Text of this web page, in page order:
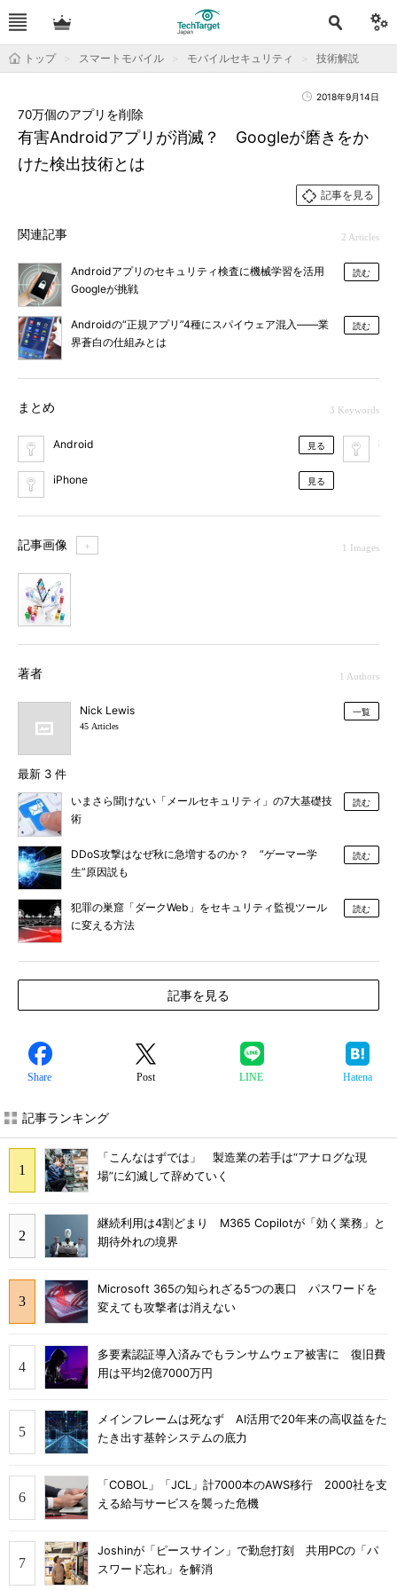
トップ スマートモバイル モバイルセキュリティ 技術解説
2018年9月14日
有害Androidアプリが消滅？ Googleが磨きをか
けた検出技術とは
70万個のアプリを削除
記事を見る
関連記事 2 Articles
Androidアプリのセキュリティ検査に機械学習を活用
Googleが挑戦
読む
Androidの“正規アプリ”4種にスパイウェア混入――業
界蒼白の仕組みとは
読む
まとめ 3 Keywords
Android 見る
iPhone 見る
iOS
記事画像 ＋ 1 Images
著者 1 Authors
Nick Lewis
45 Articles
一覧
最新 3 件
いまさら聞けない「メールセキュリティ」の7大基礎技
術
読む
DDoS攻撃はなぜ秋に急増するのか？ “ゲーマー学
生”原因説も
読む
犯罪の巣窟「ダークWeb」をセキュリティ監視ツール
に変える方法
読む
記事を見る
Share Post LINE Hatena
記事ランキング
「こんなはずでは」 製造業の若手は“アナログな現
場”に幻滅して辞めていく
継続利用は4割どまり M365 Copilotが「効く業務」と
期待外れの境界
Microsoft 365の知られざる5つの裏口 パスワードを
変えても攻撃者は消えない
多要素認証導入済みでもランサムウェア被害に 復旧費
用は平均2億7000万円
メインフレームは死なず AI活用で20年来の高収益をた
たき出す基幹システムの底力
「COBOL」「JCL」計7000本のAWS移行 2000社を支
える給与サービスを襲った危機
Joshinが「ピースサイン」で勤怠打刻 共用PCの「パ
スワード忘れ」を解消